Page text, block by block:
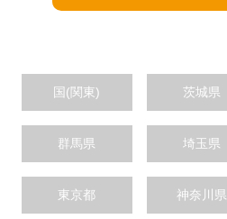
国(関東) 茨城県
群馬県 埼玉県
東京都 神奈川県